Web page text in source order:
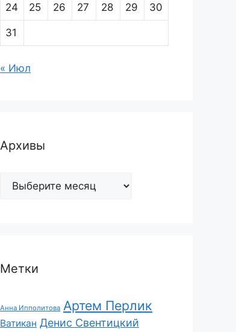
24 25 26 27 28 29 30
31
« Июл
Архивы
Архивы
Метки
Анна Ипполитова Артем Перлик
Ватикан Денис Свентицкий